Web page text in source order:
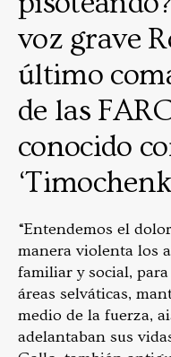
voz grave
último
de las
conocido
“Entendemos el
manera violenta los
familiar y social,
áreas selváticas,
medio de la fuerza,
adelantaban sus